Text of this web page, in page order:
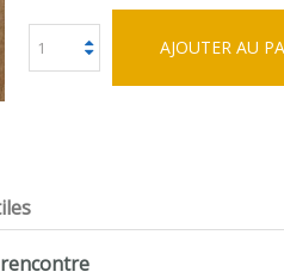
AJOUTER AU
rencontre